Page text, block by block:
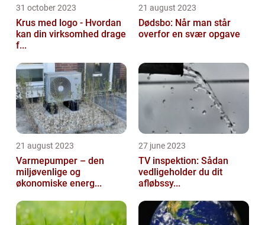
31 october 2023
Krus med logo - Hvordan
kan din virksomhed drage
f...
21 august 2023
Dødsbo: Når man står
overfor en svær opgave
21 august 2023
Varmepumper – den
miljøvenlige og
økonomiske energ...
27 june 2023
TV inspektion: Sådan
vedligeholder du dit
afløbssy...